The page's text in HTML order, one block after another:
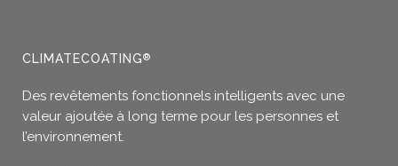
CLIMATECOATING®
Des revêtements fonctionnels intelligents avec une
valeur ajoutée à long terme pour les personnes et
l’environnement.